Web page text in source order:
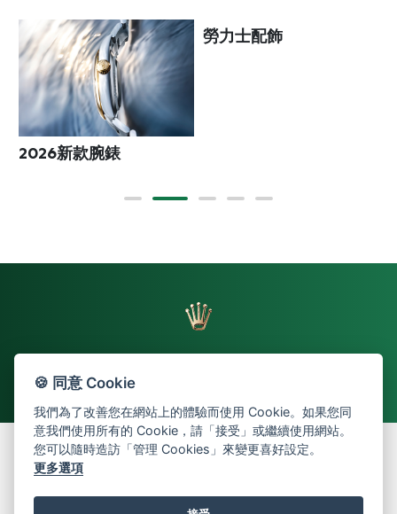
2026新款腕錶
勞力士配飾
返回頁首
© 2026 Oriental Watch Company Limited.
🍪 同意 Cookie
我們為了改善您在網站上的體驗而使用 Cookie。如果您同
意我們使用所有的 Cookie，請「接受」或繼續使用網站。
您可以隨時造訪「管理 Cookies」來變更喜好設定。
更多選項